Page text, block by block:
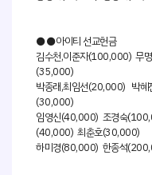
●●아이티 선교헌금
김수천,이준자(100,000) 무
(35,000)
박종래,최임선(20,000) 박
(30,000)
임영신(40,000) 조경숙
(40,000) 최춘호(30,000)
하미경(80,000) 한종석